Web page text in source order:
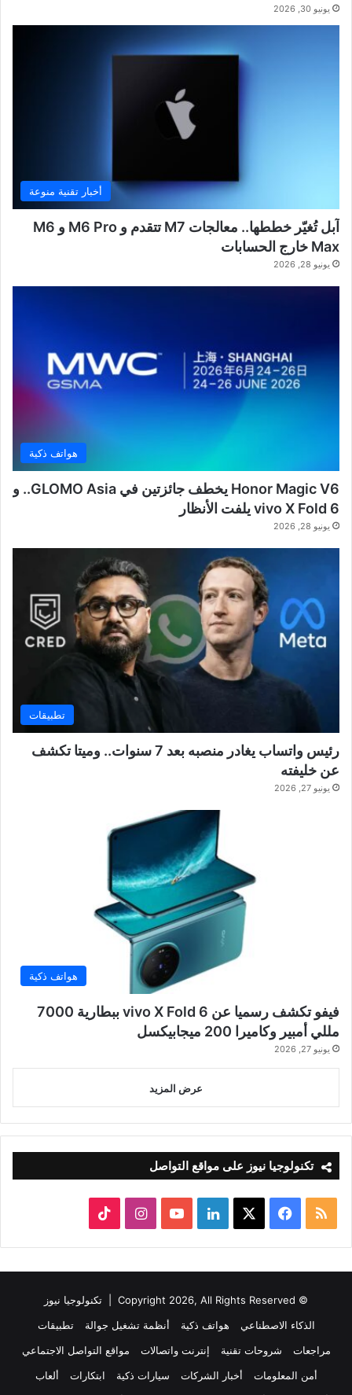
يونيو 30, 2026
أخبار تقنية منوعة
آبل تُغيّر خططها.. معالجات M7 تتقدم و M6 Pro و M6
Max خارج الحسابات
يونيو 28, 2026
هواتف ذكية
Honor Magic V6 يخطف جائزتين في GLOMO Asia.. و
vivo X Fold 6 يلفت الأنظار
يونيو 28, 2026
تطبيقات
رئيس واتساب يغادر منصبه بعد 7 سنوات.. وميتا تكشف
عن خليفته
يونيو 27, 2026
هواتف ذكية
فيفو تكشف رسميا عن vivo X Fold 6 ببطارية 7000
مللي أمبير وكاميرا 200 ميجابيكسل
يونيو 27, 2026
عرض المزيد
تكنولوجيا نيوز على مواقع التواصل
ملخص
الموقع
RSS
فيسبوك لينكدإن‫YouTubeانستقرام
© Copyright 2026, All Rights Reserved |
تكنولوجيا نيوز
الذكاء الاصطناعي
هواتف ذكية أنظمة تشغيل جوالة
تطبيقات
مراجعات
شروحات تقنية إنترنت واتصالات
مواقع التواصل الاجتماعي
أمن المعلومات
أخبار الشركات سيارات ذكية ابتكارات
ألعاب